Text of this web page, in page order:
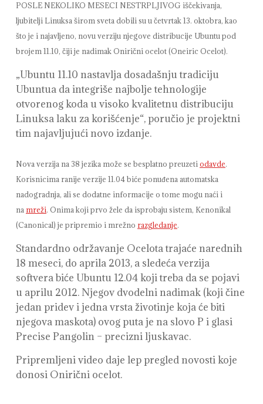
POSLE NEKOLIKO MESECI NESTRPLJIVOG iščekivanja,
ljubitelji Linuksa širom sveta dobili su u četvrtak 13. oktobra, kao
što je i najavljeno, novu verziju njegove distribucije Ubuntu pod
brojem 11.10, čiji je nadimak Onirični ocelot (Oneiric Ocelot).
„Ubuntu 11.10 nastavlja dosadašnju tradiciju
Ubuntua da integriše najbolje tehnologije
otvorenog koda u visoko kvalitetnu distribuciju
Linuksa laku za korišćenje“, poručio je projektni
tim najavljujući novo izdanje.
Nova verzija na 38 jezika može se besplatno preuzeti odavde.
Korisnicima ranije verzije 11.04 biće ponuđena automatska
nadogradnja, ali se dodatne informacije o tome mogu naći i
na mreži. Onima koji prvo žele da isprobaju sistem, Kenonikal
(Canonical) je pripremio i mrežno razgledanje.
Standardno održavanje Ocelota trajaće narednih
18 meseci, do aprila 2013, a sledeća verzija
softvera biće Ubuntu 12.04 koji treba da se pojavi
u aprilu 2012. Njegov dvodelni nadimak (koji čine
jedan pridev i jedna vrsta životinje koja će biti
njegova maskota) ovog puta je na slovo P i glasi
Precise Pangolin – precizni ljuskavac.
Pripremljeni video daje lep pregled novosti koje
donosi Onirični ocelot.